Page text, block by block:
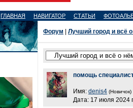
ГЛАВНАЯ НАВИГАТОР СТАТЬИ
Форум Лучший город и всё
помощь
Имя: denis4 (Новичок)
Дата: 17 июля 2024